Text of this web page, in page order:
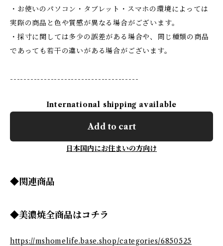
・お使いのパソコン・タブレット・スマホの環境によっては
実際の商品と色や質感が異なる場合がございます。
・採寸に関しては多少の誤差がある場合や、同じ種類の商品
であっても若干の違いがある場合がございます。
--------------------------------------
International shipping available
Add to cart
日本国内にお住まいの方向け
◆関連商品
◆美濃焼全商品はコチラ
https://mshomelife.base.shop/categories/6850525